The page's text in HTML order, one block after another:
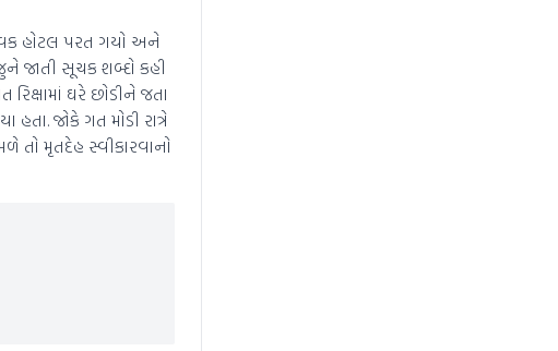
હોટલ પરત ગયો અને
જાતી સૂચક શબ્દો કહી
ઘરે છોડીને જતા
હતા. જોકે ગત મોડી રાત્રે
તો મૃતદેહ સ્વીકારવાનો